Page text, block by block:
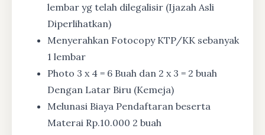
lembar yg telah dilegalisir (Ijazah Asli
Diperlihatkan)
Menyerahkan Fotocopy KTP/KK sebanyak
1 lembar
Photo 3 x 4 = 6 Buah dan 2 x 3 = 2 buah
Dengan Latar Biru (Kemeja)
Melunasi Biaya Pendaftaran beserta
Materai Rp.10.000 2 buah